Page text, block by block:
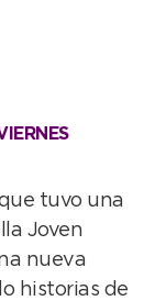
tuvo una
Joven
nueva
historias de